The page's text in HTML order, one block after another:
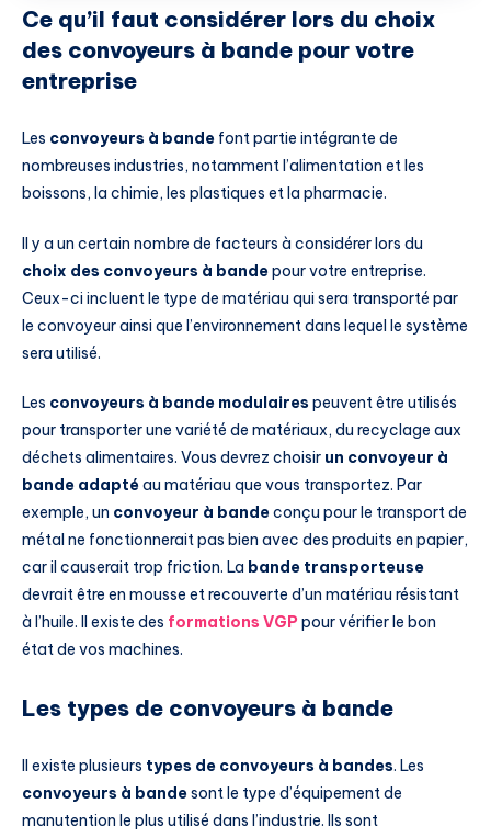
Ce qu’il faut considérer lors du choix
des convoyeurs à bande pour votre
entreprise
Les convoyeurs à bande font partie intégrante de
nombreuses industries, notamment l’alimentation et les
boissons, la chimie, les plastiques et la pharmacie.
Il y a un certain nombre de facteurs à considérer lors du
choix des convoyeurs à bandepour votre entreprise.
Ceux-ci incluent le type de matériau qui sera transporté par
le convoyeur ainsi que l’environnement dans lequel le système
sera utilisé.
Les convoyeurs à bande modulaires peuvent être utilisés
pour transporter une variété de matériaux, du recyclage aux
déchets alimentaires. Vous devrez choisir un convoyeur à
bande adaptéau matériau que vous transportez. Par
exemple, un convoyeur à bandeconçu pour le transport de
métal ne fonctionnerait pas bien avec des produits en papier,
car il causerait trop friction. La bande transporteuse
devrait être en mousse et recouverte d’un matériau résistant
à l’huile. Il existe des formations VGP pour vérifier le bon
état de vos machines.
Les types de convoyeurs à bande
Il existe plusieurs types de convoyeurs à bandes. Les
convoyeurs à bandesont le type d’équipement de
manutention le plus utilisé dans l’industrie. Ils sont